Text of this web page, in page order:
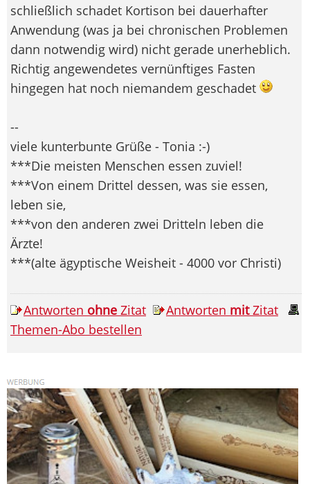
schließlich schadet Kortison bei dauerhafter
Anwendung (was ja bei chronischen Problemen
dann notwendig wird) nicht gerade unerheblich.
Richtig angewendetes vernünftiges Fasten
hingegen hat noch niemandem geschadet
--
viele kunterbunte Grüße - Tonia :-)
***Die meisten Menschen essen zuviel!
***Von einem Drittel dessen, was sie essen,
leben sie,
***von den anderen zwei Dritteln leben die
Ärzte!
***(alte ägyptische Weisheit - 4000 vor Christi)
Antworten ohne Zitat Antworten mitZitat
Themen-Abo bestellen